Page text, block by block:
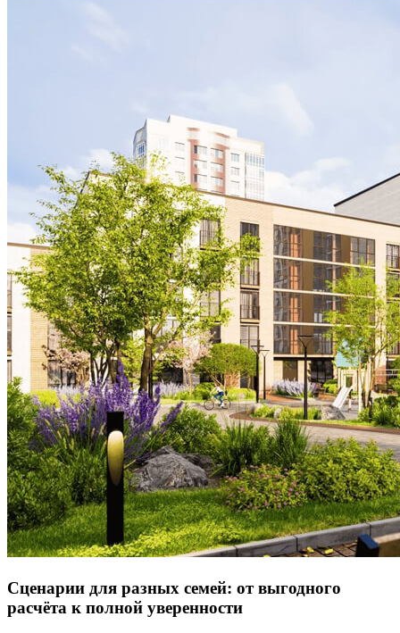
Сценарии для разных семей: от выгодного
расчёта к полной уверенности